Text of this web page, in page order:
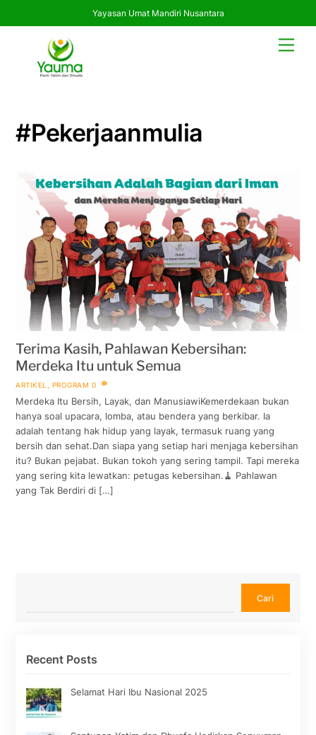
Yayasan Umat Mandiri Nusantara
#pekerjaanmulia
Terima Kasih, Pahlawan Kebersihan:
Merdeka Itu untuk Semua
ARTIKEL PROGRAM 0
Merdeka Itu Bersih, Layak, dan ManusiawiKemerdekaan bukan
hanya soal upacara, lomba, atau bendera yang berkibar. Ia
adalah tentang hak hidup yang layak, termasuk ruang yang
bersih dan sehat.Dan siapa yang setiap hari menjaga kebersihan
itu? Bukan pejabat. Bukan tokoh yang sering tampil. Tapi mereka
yang sering kita lewatkan: petugas kebersihan.🧹 Pahlawan
yang Tak Berdiri di […]
Cari
Recent Posts
Selamat Hari Ibu Nasional 2025